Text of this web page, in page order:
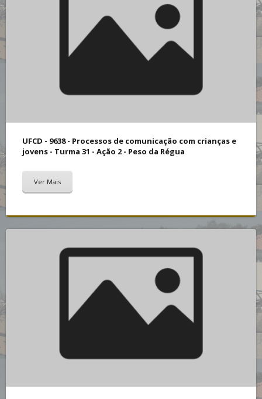
UFCD - 9638 - Processos de comunicação com crianças e
jovens - Turma 31 - Ação 2 - Peso da Régua
Ver Mais